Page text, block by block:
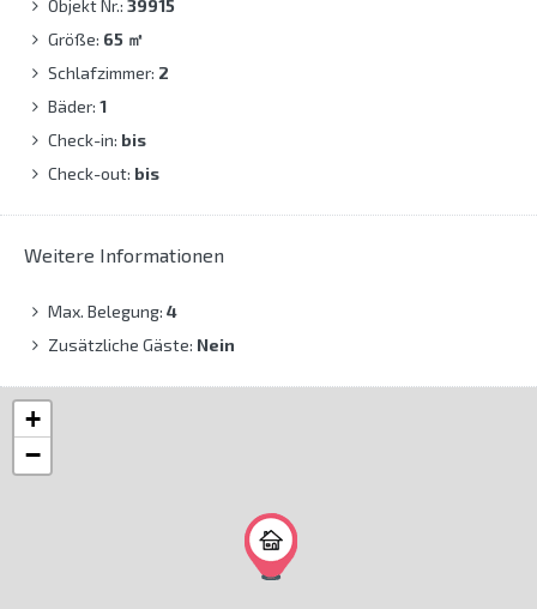
Objekt Nr.: 39915
Größe: 65 ㎡
Schlafzimmer: 2
Bäder: 1
Check-in: bis
Check-out: bis
Weitere Informationen
Max. Belegung: 4
Zusätzliche Gäste: Nein
+
−